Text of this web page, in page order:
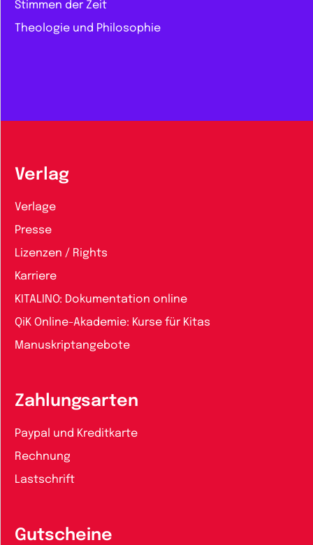
Stimmen der Zeit
Theologie und Philosophie
Verlag
Verlage
Presse
Lizenzen / Rights
Karriere
KITALINO: Dokumentation online
QiK Online-Akademie: Kurse für Kitas
Manuskriptangebote
Zahlungsarten
Paypal und Kreditkarte
Rechnung
Lastschrift
Gutscheine